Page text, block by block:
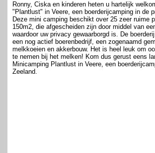
Ronny, Ciska en kinderen heten u hartelijk
"Plantlust" in Veere, een boerderijcamping in de
Deze mini camping beschikt over 25 zeer ruime
150m2, die afgescheiden zijn door middel van
waardoor uw privacy gewaarborgd is. De
een nog actief boerenbedrijf, een zogenaamd
melkkoeien en akkerbouw. Het is heel leuk om
te nemen bij het melken! Kom dus gerust eens
Minicamping Plantlust in Veere, een
Zeeland.